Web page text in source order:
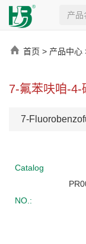
首页 > 产品中心
7-氟苯呋咱-4-
7-
Catalog
NO.: